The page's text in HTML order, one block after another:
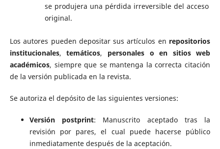
se produjera una pérdida irreversible del acceso
original.
Los autores pueden depositar sus artículos en repositorios
institucionales,temáticos, personales o en sitios web
académicos, siempre que se mantenga la correcta citación
de la versión publicada en la revista.
Se autoriza el depósito de las siguientes versiones:
Versión postprint: Manuscrito aceptado tras la
revisión por pares, el cual puede hacerse público
inmediatamente después de la aceptación.